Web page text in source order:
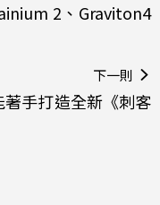
2、Graviton4
下一則
手打造全新《刺客